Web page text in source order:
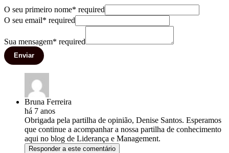
O seu primeiro nome* required
O seu email* required
Sua mensagem* required
Enviar
Bruna Ferreira
há 7 anos
Obrigada pela partilha de opinião, Denise Santos. Esperamos
que continue a acompanhar a nossa partilha de conhecimento
aqui no blog de Liderança e Management.
Responder a este comentário